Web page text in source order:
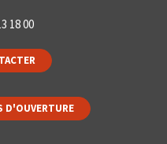
18 00
D'OUVERTURE